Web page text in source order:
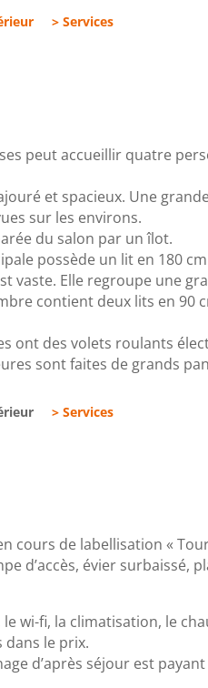
> Services
peut accueillir quatre
et spacieux. Une
sur les environs.
du salon par un îlot.
possède un lit en 180
vaste. Elle regroupe une
contient deux lits en 90
ont des volets roulants
sont faites de grands
> Services
cours de labellisation «
d’accès, évier surbaissé,
le wi-fi, la climatisation, le
le prix.
d’après séjour est